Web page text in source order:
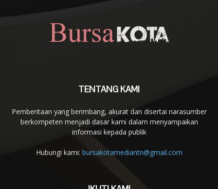
TENTANG KAMI
Pemberitaan yang berimbang, akurat dan disertai narasumber
berkompeten menjadi dasar kami dalam menyampaikan
informasi kepada publik
Hubungi kami: bursakotamediantn@gmail.com